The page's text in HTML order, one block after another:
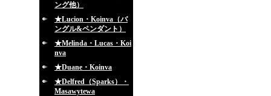
ング他）
★Lucion・Koinva（バ
ングル&ペンダント）
★Melinda・Lucas・Koi
nva
★Duane・Koinva
★Delfred（Sparks）・
Masawytewa